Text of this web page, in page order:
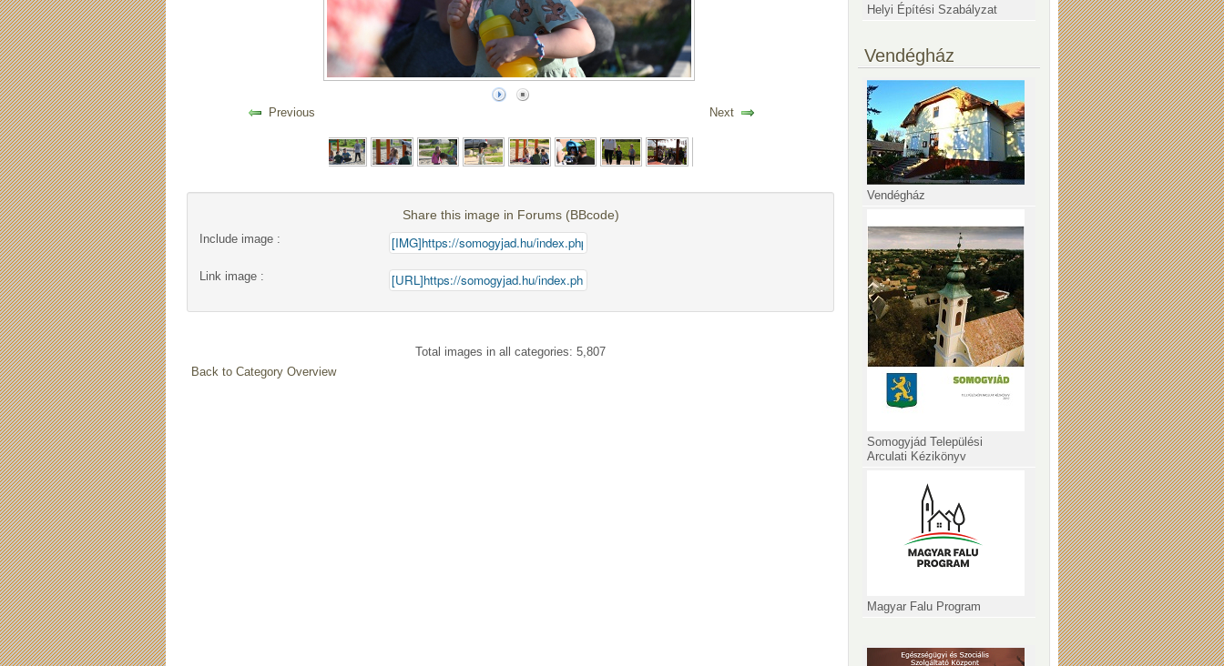
Helyi Építési Szabályzat
Vendégház
Vendégház
Somogyjád Települési
Arculati Kézikönyv
Magyar Falu Program
Previous Next
Share this image in Forums (BBcode)
Include image :
Link image :
Total images in all categories: 5,807
Back to Category Overview